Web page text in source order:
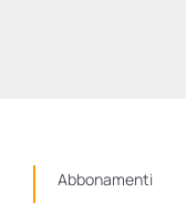
Abbonamenti